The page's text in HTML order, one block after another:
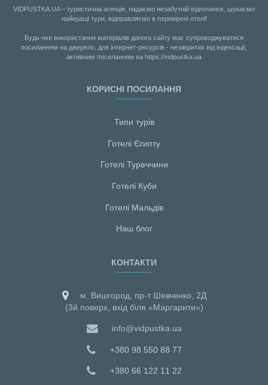
VIDPUSTKA.UA – туристична агенція, надаємо незабутній відпочинок, шукаємо
найкращі тури, відправляємо в перевірені отелі!
Будь-яке використання матеріалів даного сайту має супроводжуватися
посиланням на джерело, для інтернет-ресурсів - незакритих від індексації,
активним посиланням на https://vidpustka.ua
КОРИСНІ ПОСИЛАННЯ
Типи турів
Готелі Єгипту
Готелі Туреччини
Готелі Куби
Готелі Мальдiв
Наш блог
КОНТАКТИ
м. Вишгород, пр-т Шевченко, 2Д
(3й поверх, вхід біля «Маргарити»)
info@vidpustka.ua
+380 98 550 88 77
+380 66 122 11 22